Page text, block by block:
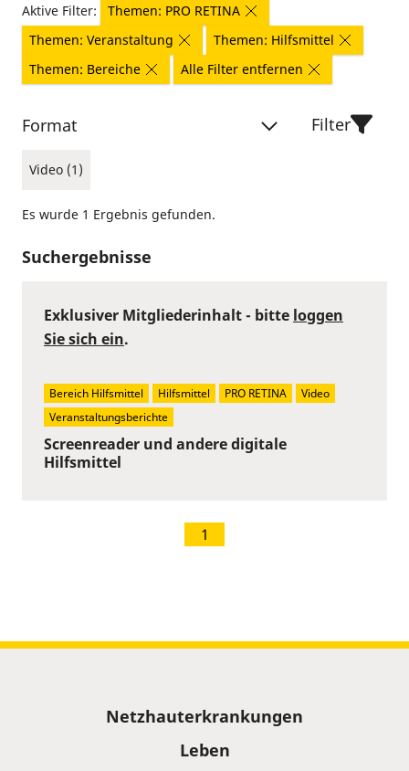
Aktive Filter:
Themen: PRO RETINA
Themen: Veranstaltung
Themen: Hilfsmittel
Themen: Bereiche
Alle Filter entfernen
Format
Video (1)
Filter
Es wurde 1 Ergebnis gefunden.
Suchergebnisse
Screenreader und andere digitale
Hilfsmittel
Exklusiver Mitgliederinhalt - bitte loggen
Sie sich ein.
Bereich Hilfsmittel Hilfsmittel PRO RETINA
Video
Veranstaltungsberichte
1
Netzhauterkrankungen
Leben